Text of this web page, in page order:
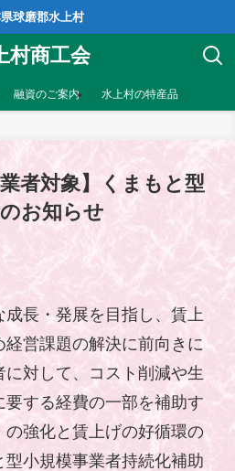
球磨郡水上村
村商工会
融資のご案内 水上村の特産品
者対象】くまもと型
お知らせ
長・発展を目指し、賃上
営課題の解決に前向きに
対して、コスト削減や生
する経費の一部を補助す
の強化と賃上げの好循環の
小規模事業者持続化補助